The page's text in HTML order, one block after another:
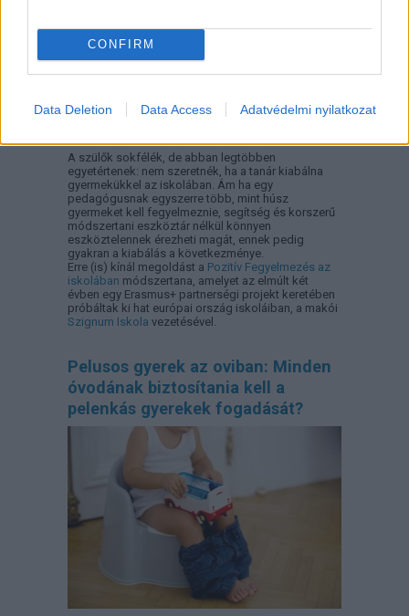
CONFIRM
Data Deletion Data Access Adatvédelmi nyilatkozat
A szülők sokfélék, de abban legtöbben
egyetértenek: nem szeretnék, ha a tanár kiabálna
gyermekükkel az iskolában. Ám ha egy
pedagógusnak egyszerre több, mint húsz
gyermeket kell fegyelmeznie, segítség és korszerű
módszertani eszköztár nélkül könnyen
eszköztelennek érezheti magát, ennek pedig
gyakran a kiabálás a következménye.
Erre (is) kínál megoldást a Pozitív Fegyelmezés az
iskolában módszertana, amelyet az elmúlt két
évben egy Erasmus+ partnerségi projekt keretében
próbáltak ki hat európai ország iskoláiban, a makói
Szignum Iskola vezetésével.
Pelusos gyerek az oviban: Minden
óvodának biztosítania kell a
pelenkás gyerekek fogadását?